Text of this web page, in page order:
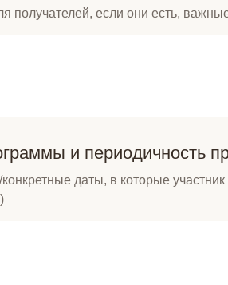
получателей, если они есть,
и периодичность
даты, в которые